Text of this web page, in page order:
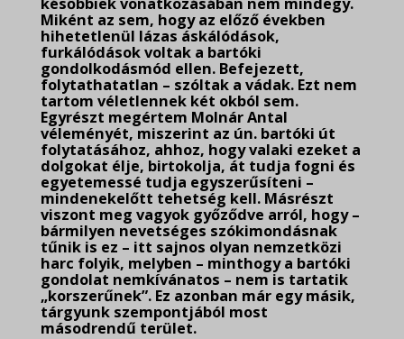
Miként az sem, hogy az előző években
hihetetlenül lázas áskálódások,
furkálódások voltak a bartóki
gondolkodásmód ellen. Befejezett,
folytathatatlan – szóltak a vádak. Ezt nem
tartom véletlennek két okból sem.
Egyrészt megértem Molnár Antal
véleményét, miszerint az ún. bartóki út
folytatásához, ahhoz, hogy valaki ezeket a
dolgokat élje, birtokolja, át tudja fogni és
egyetemessé tudja egyszerűsíteni –
mindenekelőtt tehetség kell. Másrészt
viszont meg vagyok győződve arról, hogy –
bármilyen nevetséges szókimondásnak
tűnik is ez – itt sajnos olyan nemzetközi
harc folyik, melyben – minthogy a bartóki
gondolat nemkívánatos – nem is tartatik
„korszerűnek”. Ez azonban már egy másik,
tárgyunk szempontjából most
másodrendű terület.